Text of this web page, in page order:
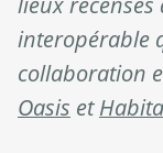
interopérable
collaboration
Oasis et